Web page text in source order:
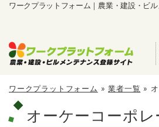
ワークプラットフォーム｜農業・建設・ビ
ワークプラットフォーム »業者一覧 »
オーケーコーポレ